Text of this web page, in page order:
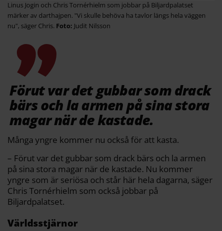
Linus Jogin och Chris Tornérhielm som jobbar på Biljardpalatset
märker av darthajpen. "Vi skulle behöva ha tavlor längs hela väggen
nu", säger Chris.
Judit Nilsson
Förut var det gubbar som drack
bärs och la armen på sina stora
magar när de kastade.
Många yngre kommer nu också för att kasta.
– Förut var det gubbar som drack bärs och la armen
på sina stora magar när de kastade. Nu kommer
yngre som är seriösa och står här hela dagarna, säger
Chris Tornérhielm som också jobbar på
Biljardpalatset.
Världsstjärnor